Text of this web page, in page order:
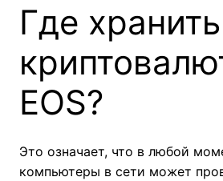
Где хранить
EOS?
Это означает, что в любой
компьютеры в сети может